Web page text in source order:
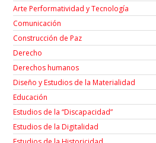
Arte Performatividad y Tecnología
Comunicación
Construcción de Paz
Derecho
Derechos humanos
Diseño y Estudios de la Materialidad
Educación
Estudios de la “Discapacidad”
Estudios de la Digitalidad